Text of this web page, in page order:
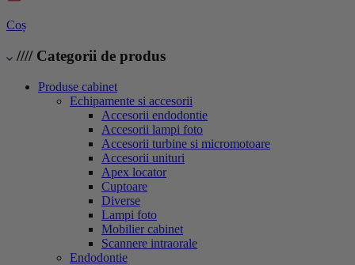
Coș
//// Categorii de produs
Produse cabinet
Echipamente si accesorii
Accesorii endodontie
Accesorii lampi foto
Accesorii turbine si micromotoare
Accesorii unituri
Apex locator
Cuptoare
Diverse
Lampi foto
Mobilier cabinet
Scannere intraorale
Endodontie